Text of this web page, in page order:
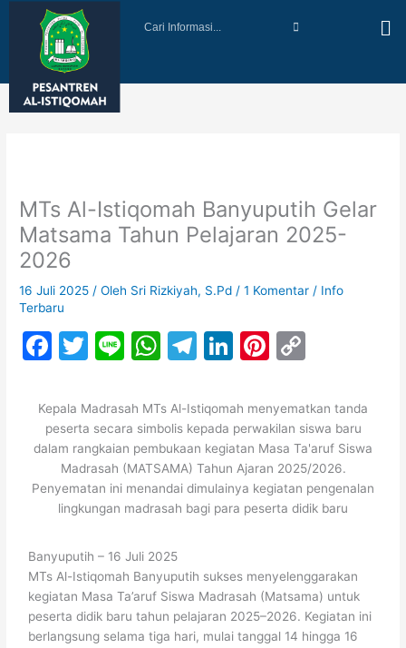
Informasi...
MTs Al-Istiqomah Banyuputih Gelar
Matsama Tahun Pelajaran 2025-
2026
16 Juli 2025 / Oleh Sri Rizkiyah, S.Pd /1 Komentar / Info
Terbaru
F
c
e
b
o
o
k
T
itt
er
Li
e
W
at
s
A
p
p
T
e
gr
a
m
Li
k
e
dI
n
Pi
er
e
st
p
y
Li
n
k
Kepala Madrasah MTs Al-Istiqomah menyematkan tanda
peserta secara simbolis kepada perwakilan siswa baru
dalam rangkaian pembukaan kegiatan Masa Ta'aruf Siswa
Madrasah (MATSAMA) Tahun Ajaran 2025/2026.
Penyematan ini menandai dimulainya kegiatan pengenalan
lingkungan madrasah bagi para peserta didik baru
Banyuputih – 16 Juli 2025
MTs Al-Istiqomah Banyuputih sukses menyelenggarakan
kegiatan Masa Ta’aruf Siswa Madrasah (Matsama) untuk
peserta didik baru tahun pelajaran 2025–2026. Kegiatan ini
berlangsung selama tiga hari, mulai tanggal 14 hingga 16